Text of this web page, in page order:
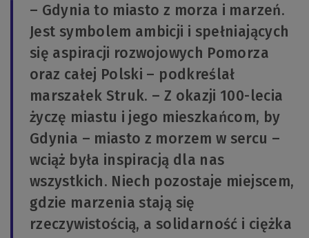
– Gdynia to miasto z morza i marzeń.
Jest symbolem ambicji i spełniających
się aspiracji rozwojowych Pomorza
oraz całej Polski – podkreślał
marszałek Struk. – Z okazji 100-lecia
życzę miastu i jego mieszkańcom, by
Gdynia – miasto z morzem w sercu –
wciąż była inspiracją dla nas
wszystkich. Niech pozostaje miejscem,
gdzie marzenia stają się
rzeczywistością, a solidarność i ciężka